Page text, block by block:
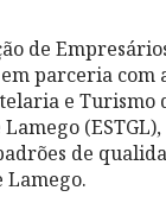
de
parceria com
e
Lamego
de
Lamego.